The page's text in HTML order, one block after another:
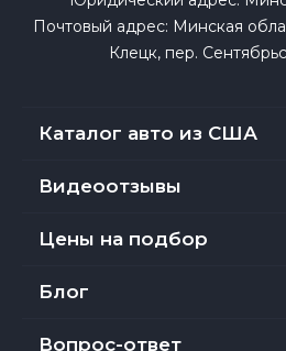
Почтовый адрес: Минская
Клецк, пер.
Каталог авто из США
Видеоотзывы
Цены на подбор
Блог
Вопрос-ответ